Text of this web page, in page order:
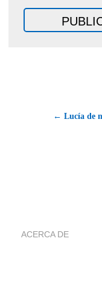
← Lucía de
ACERCA DE